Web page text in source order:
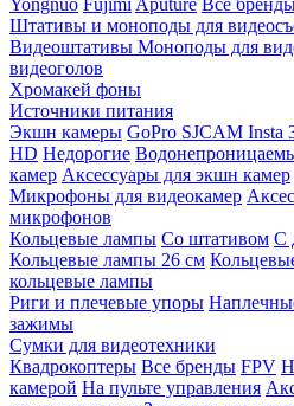
Yongnuo Fujimi Aputure Все
Штативы и моноподы для
Видеоштативы Моноподы для
видеоголов
Хромакей фоны
Источники питания
Экшн камеры GoPro SJCAM Insta
HD Недорогие
камер Аксессуары для экшн камер
Микрофоны для видеокамер
микрофонов
Кольцевые лампы Со штативом C
Кольцевые лампы 26 см
кольцевые лампы
Риги и плечевые упоры
зажимы
Сумки для видеотехники
Квадрокоптеры Все бренды FPV
камерой На пульте управления